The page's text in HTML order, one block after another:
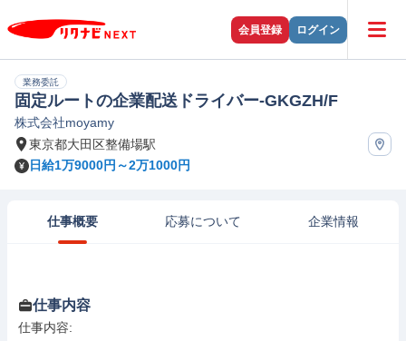
会員登録 ログイン
業務委託
固定ルートの企業配送ドライバー-GKGZH/F
株式会社moyamy
東京都大田区整備場駅
日給1万9000円～2万1000円
仕事概要 応募について 企業情報
仕事内容
仕事内容: